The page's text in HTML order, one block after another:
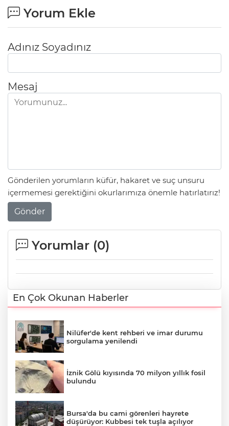
Yorum Ekle
Adınız Soyadınız
Mesaj
Gönderilen yorumların küfür, hakaret ve suç unsuru
içermemesi gerektiğini okurlarımıza önemle hatırlatırız!
Gönder
Yorumlar (0)
En Çok Okunan Haberler
Nilüfer'de kent rehberi ve imar durumu
sorgulama yenilendi
İznik Gölü kıyısında 70 milyon yıllık fosil
bulundu
Bursa'da bu cami görenleri hayrete
düşürüyor: Kubbesi tek tuşla açılıyor